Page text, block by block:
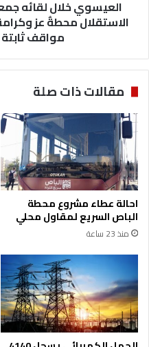
ر
و
ة
ي
ه
ن
ئ
و
ن
ب
م
س
ب
ة
ع
ي
ا
ه
م
ع
ة
ا
ل
و
ج
و
ه
ل
ب
ي
ض
ا
العيسوي خلال لقائه
الاستقلال محطةٌ عز
مواقف
مقالات ذات صلة
احالة عطاء مشروع محطة
الباص السريع لمقاول محلي
منذ 23 ساعة